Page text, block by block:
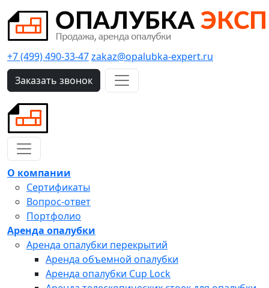
+7 (499) 490-33-47zakaz@opalubka-expert.ru
Заказать звонок
О компании
Сертификаты
Вопрос-ответ
Портфолио
Аренда опалубки
Аренда опалубки перекрытий
Аренда объемной опалубки
Аренда опалубки Cup Lock